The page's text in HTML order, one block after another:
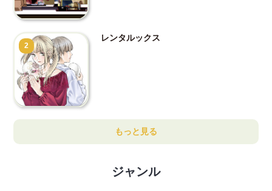
2
レンタルックス
もっと見る
ジャンル